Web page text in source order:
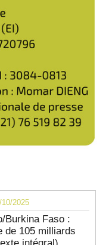
10/2025
Burkina Faso :
de 105 milliards
intégral)